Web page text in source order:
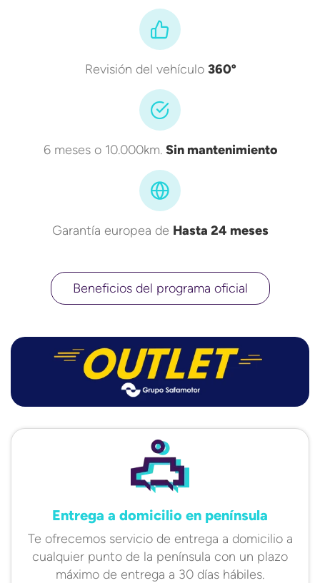
Revisión del vehículo 360º
6 meses o 10.000km. Sin mantenimiento
Garantía europea de Hasta 24 meses
Beneficios del programa oficial
Entrega a domicilio en península
Te ofrecemos servicio de entrega a domicilio a
cualquier punto de la península con un plazo
máximo de entrega a 30 días hábiles.